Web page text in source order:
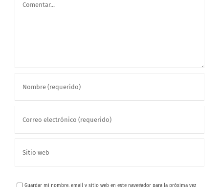
Guardar mi nombre, email y sitio web en este navegador para la próxima vez